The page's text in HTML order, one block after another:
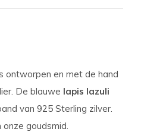
ontworpen en met de hand
De blauwe lapis lazuli
van 925 Sterling zilver.
goudsmid.